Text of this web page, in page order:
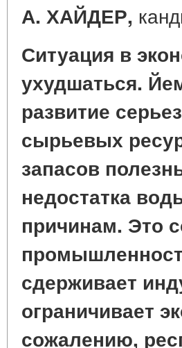
А. ХАЙДЕР,
Ситуация в
ухудшаться.
развитие
сырьевых
запасов
недостатка
причинам. Это
сдерживает
ограничивает
сожалению,